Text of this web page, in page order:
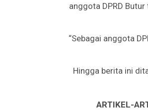
anggota DPRD
“Sebagai anggota
Hingga berita ini
ARTIKEL-